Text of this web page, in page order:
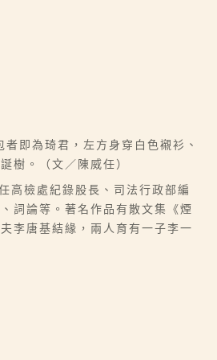
即為琦君，左方身穿白色襯衫、
樹。（文／陳威任）
高檢處紀錄股長、司法行政部編
詞論等。著名作品有散文集《煙
李唐基結緣，兩人育有一子李一